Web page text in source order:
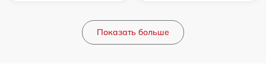
Показать больше